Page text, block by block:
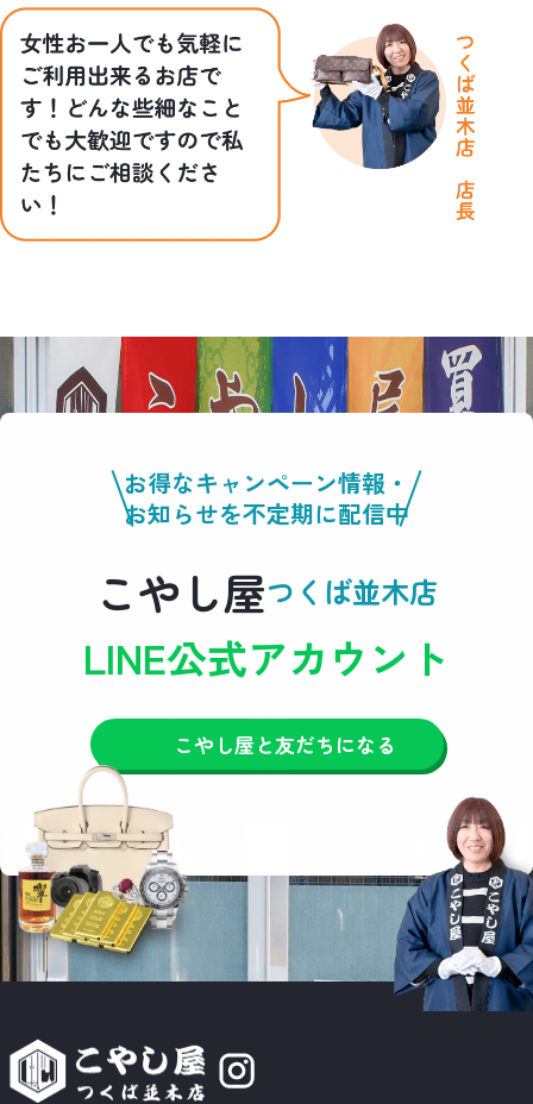
お得なキャンペーン情報・
お知らせを不定期に配信中
こやし屋つくば並木店
LINE公式アカウント
こやし屋と友だちになる